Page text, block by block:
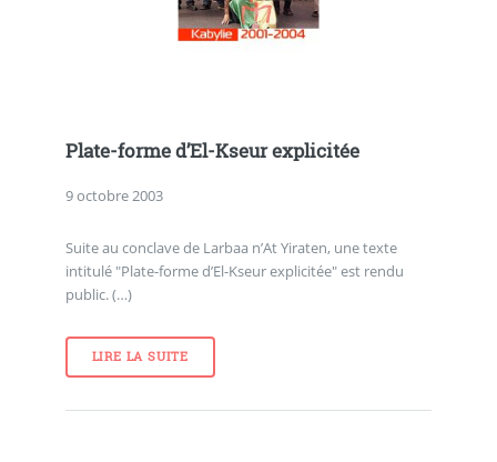
Plate-forme d’El-Kseur explicitée
9 octobre 2003
Suite au conclave de Larbaa n’At Yiraten, une texte
intitulé "Plate-forme d’El-Kseur explicitée" est rendu
public. (…)
LIRE LA SUITE